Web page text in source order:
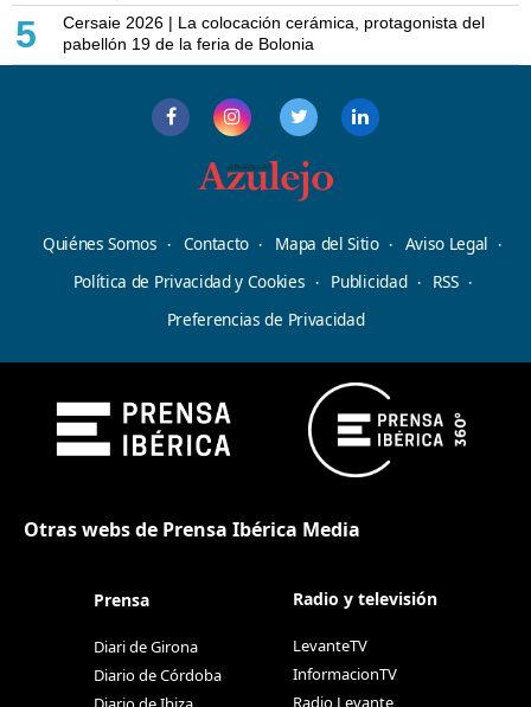
5
Cersaie 2026 | La colocación cerámica, protagonista del
pabellón 19 de la feria de Bolonia
Quiénes Somos Contacto Mapa del Sitio
Aviso Legal
Política de Privacidad y Cookies
Publicidad
RSS
Preferencias de Privacidad
Otras webs de Prensa Ibérica Media
Prensa
Diari de Girona
Diario de Córdoba
Radio y televisión
LevanteTV
InformacionTV
Radio Levante